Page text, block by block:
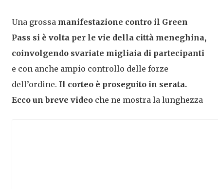
Una grossa manifestazione contro il Green
Pass si è volta per le vie della città meneghina,
coinvolgendo svariate migliaia di partecipanti
e con anche ampio controllo delle forze
dell’ordine. Il corteo è proseguito in serata.
Ecco un breve video che ne mostra la lunghezza